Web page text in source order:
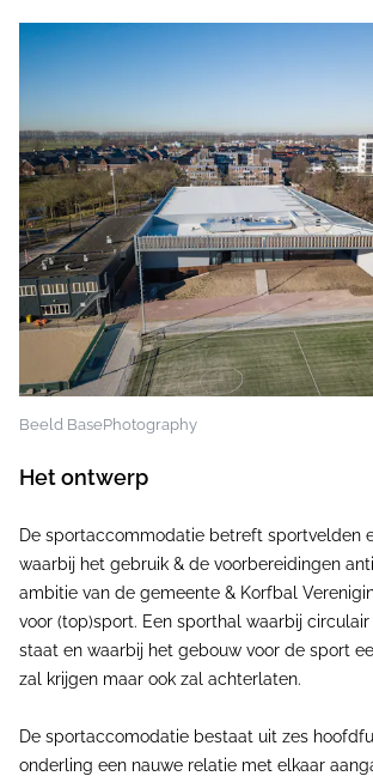
Beeld BasePhotography
Het ontwerp
De sportaccommodatie betreft sportvelden
waarbij het gebruik & de voorbereidingen
ambitie van de gemeente & Korfbal
voor (top)sport. Een sporthal waarbij
staat en waarbij het gebouw voor de sport
zal krijgen maar ook zal achterlaten.
De sportaccomodatie bestaat uit zes
onderling een nauwe relatie met elkaar